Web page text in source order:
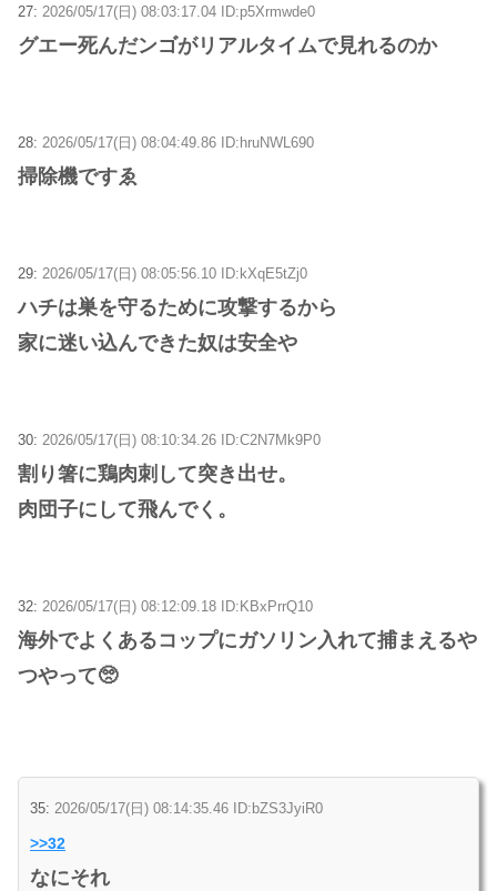
27: 2026/05/17(日) 08:03:17.04 ID:p5Xrmwde0
グエー死んだンゴがリアルタイムで見れるのか
28: 2026/05/17(日) 08:04:49.86 ID:hruNWL690
掃除機ですゑ
29: 2026/05/17(日) 08:05:56.10 ID:kXqE5tZj0
ハチは巣を守るために攻撃するから
家に迷い込んできた奴は安全や
30: 2026/05/17(日) 08:10:34.26 ID:C2N7Mk9P0
割り箸に鶏肉刺して突き出せ。
肉団子にして飛んでく。
32: 2026/05/17(日) 08:12:09.18 ID:KBxPrrQ10
海外でよくあるコップにガソリン入れて捕まえるや
つやって🥺
35: 2026/05/17(日) 08:14:35.46 ID:bZS3JyiR0
>>32
なにそれ